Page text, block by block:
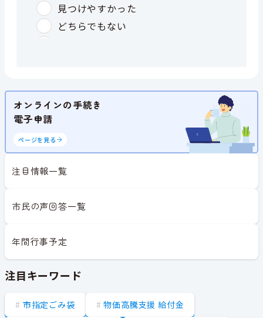
オンラインの手続き
電子申請
ページを見る
注目情報一覧
市民の声回答一覧
年間行事予定
注目キーワード
市指定ごみ袋 物価高騰支援 給付金